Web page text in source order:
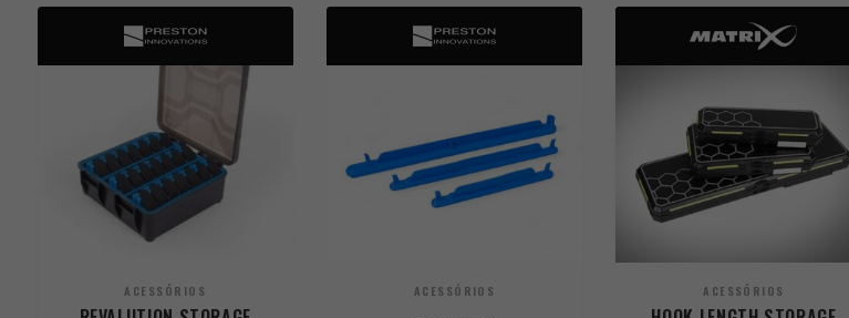
ACESSÓRIOS ACESSÓRIOS ACESSÓRIOS